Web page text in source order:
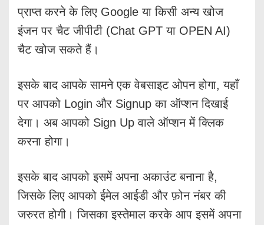
प्राप्त करने के लिए Google या किसी अन्य खोज
इंजन पर चैट जीपीटी (Chat GPT या OPEN AI)
चैट खोज सकते हैं।
इसके बाद आपके सामने एक वेबसाइट ओपन होगा, यहाँ
पर आपको Login और Signup का ऑप्शन दिखाई
देगा। अब आपको Sign Up वाले ऑप्शन में क्लिक
करना होगा।
इसके बाद आपको इसमें अपना अकाउंट बनाना है,
जिसके लिए आपको ईमेल आईडी और फ़ोन नंबर की
जरुरत होगी। जिसका इस्तेमाल करके आप इसमें अपना